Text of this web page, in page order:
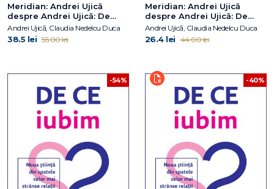
Meridian: Andrei Ujică
despre Andrei Ujică: De
vorbă cu Claudia Nedelcu
Duca
Andrei Ujică, Claudia Nedelcu Duca
38.5 lei 55.00 lei
Meridian: Andrei Ujică
despre Andrei Ujică: De
vorbă cu Claudia Nedelcu
Duca
Andrei Ujică, Claudia Nedelcu Duca
26.4 lei 44.00 lei
-54% -40%